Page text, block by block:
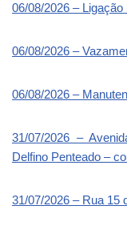
06/08/2026 –
06/08/2026 –
06/08/2026 –
31/07/2026 –
Delfino Penteado –
31/07/2026 – Rua 15